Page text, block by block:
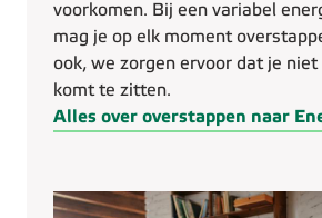
voorkomen. Bij een variabel
mag je op elk moment
ook, we zorgen ervoor dat je niet
komt te zitten.
Alles over overstappen naar